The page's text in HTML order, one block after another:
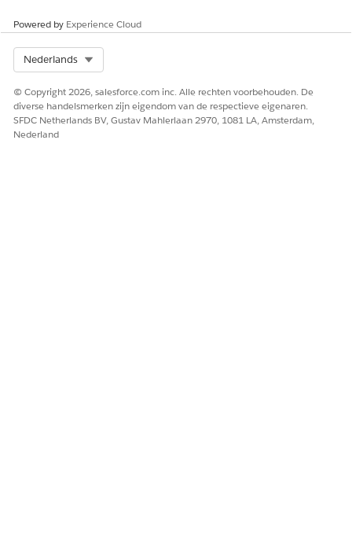
Powered by Experience Cloud
Nederlands
© Copyright 2026, salesforce.com inc. Alle rechten voorbehouden. De
diverse handelsmerken zijn eigendom van de respectieve eigenaren.
SFDC Netherlands BV, Gustav Mahlerlaan 2970, 1081 LA, Amsterdam,
Nederland